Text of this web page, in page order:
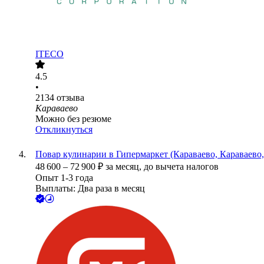
ITECO
4.5
•
2134 отзыва
Караваево
Можно без резюме
Откликнуться
Повар кулинарии в Гипермаркет (Караваево,
48 600 – 72 900 ₽ за месяц, до вычета налогов
Опыт 1-3 года
Выплаты: Два раза в месяц